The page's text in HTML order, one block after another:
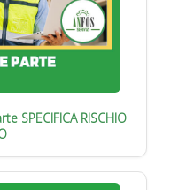
SPECIFICA RISCHIO